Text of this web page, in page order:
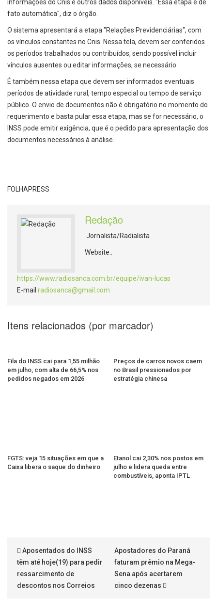
informações do Cnis e outros dados disponíveis. "Essa etapa é de
fato automática", diz o órgão.
O sistema apresentará a etapa "Relações Previdenciárias", com
os vínculos constantes no Cnis. Nessa tela, devem ser conferidos
os períodos trabalhados ou contribuídos, sendo possível incluir
vínculos ausentes ou editar informações, se necessário.
É também nessa etapa que devem ser informados eventuais
períodos de atividade rural, tempo especial ou tempo de serviço
público. O envio de documentos não é obrigatório no momento do
requerimento e basta pular essa etapa, mas se for necessário, o
INSS pode emitir exigência, que é o pedido para apresentação dos
documentos necessários à análise.
FOLHAPRESS
Redação
Jornalista/Radialista
Website.:
https://www.radiosanca.com.br/equipe/ivan-lucas
E-mail radiosanca@gmail.com
Itens relacionados (por marcador)
Fila do INSS cai para 1,55 milhão
em julho, com alta de 66,5% nos
pedidos negados em 2026
Preços de carros novos caem
no Brasil pressionados por
estratégia chinesa
FGTS: veja 15 situações em que a
Caixa libera o saque do dinheiro
Etanol cai 2,30% nos postos em
julho e lidera queda entre
combustíveis, aponta IPTL
Aposentados do INSS
têm até hoje(19) para pedir
ressarcimento de
descontos nos Correios
Apostadores do Paraná
faturam prêmio na Mega-
Sena após acertarem
cinco dezenas